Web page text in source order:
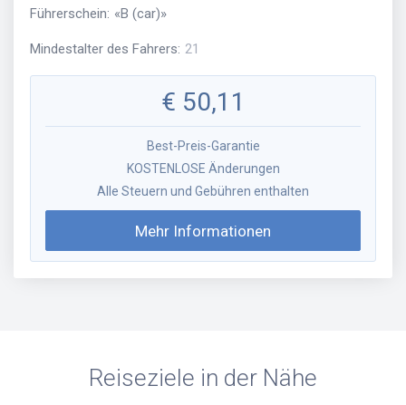
Führerschein: «B (car)»
Mindestalter des Fahrers: 21
€ 50,11
Best-Preis-Garantie
KOSTENLOSE Änderungen
Alle Steuern und Gebühren enthalten
Mehr Informationen
Reiseziele in der Nähe